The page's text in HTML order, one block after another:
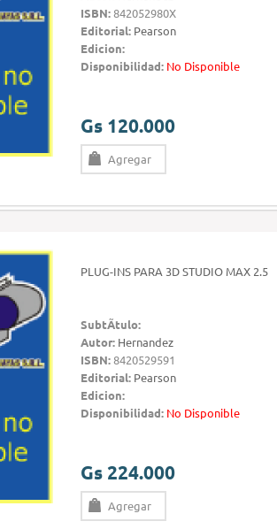
ISBN:842052980X
Editorial: Pearson
Edicion:
Disponibilidad: No Disponible
Gs 120.000
Agregar
PLUG-INS PARA 3D STUDIO MAX 2.5
SubtÃ­tulo:
Autor: Hernandez
ISBN:8420529591
Editorial: Pearson
Edicion:
Disponibilidad: No Disponible
Gs 224.000
Agregar